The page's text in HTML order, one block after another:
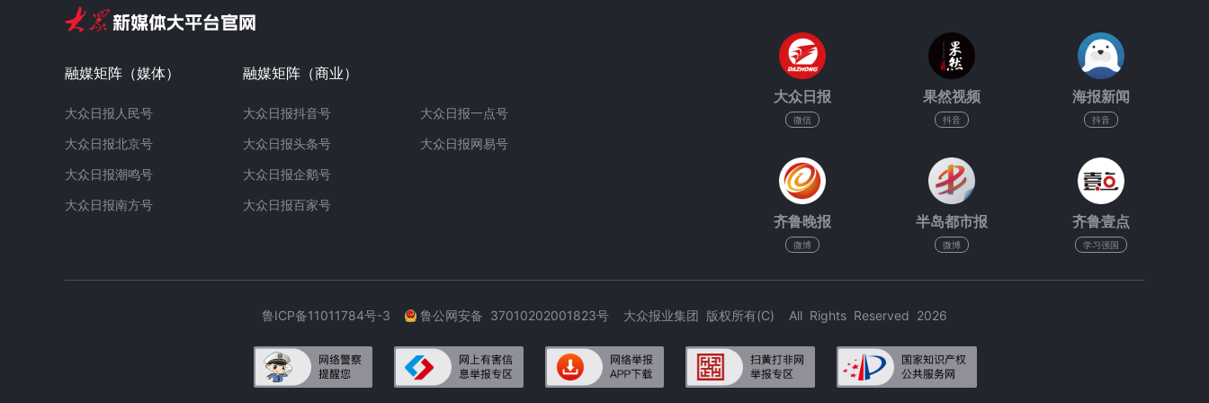
融媒矩阵（媒体）
大众日报人民号
大众日报北京号
大众日报潮鸣号
大众日报南方号
融媒矩阵（商业）
大众日报抖音号
大众日报头条号
大众日报企鹅号
大众日报百家号
大众日报一点号
大众日报网易号
大众日报
微信
果然视频
抖音
海报新闻
抖音
齐鲁晚报
微博
半岛都市报
微博
齐鲁壹点
学习强国
鲁ICP备11011784号-3 鲁公网安备 37010202001823号 大众报业集团 版权所有(C) All Rights Reserved 2026